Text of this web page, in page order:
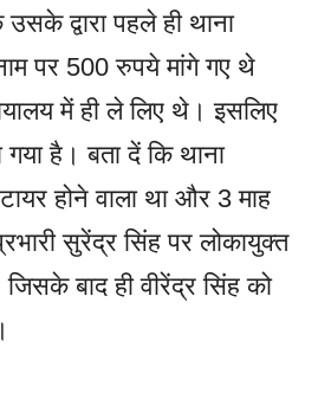
द्वारा पहले ही थाना
पर 500 रुपये मांगे गए थे
में ही ले लिए थे। इसलिए
है। बता दें कि थाना
होने वाला था और 3 माह
सुरेंद्र सिंह पर लोकायुक्त
जिसके बाद ही वीरेंद्र सिंह को